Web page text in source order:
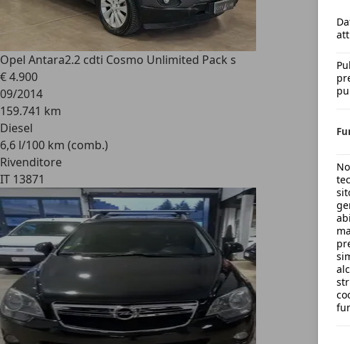
Opel Antara2.2 cdti Cosmo Unlimited Pack s
€ 4.900
09/2014
159.741 km
Diesel
6,6 l/100 km (comb.)
Rivenditore
IT 13871